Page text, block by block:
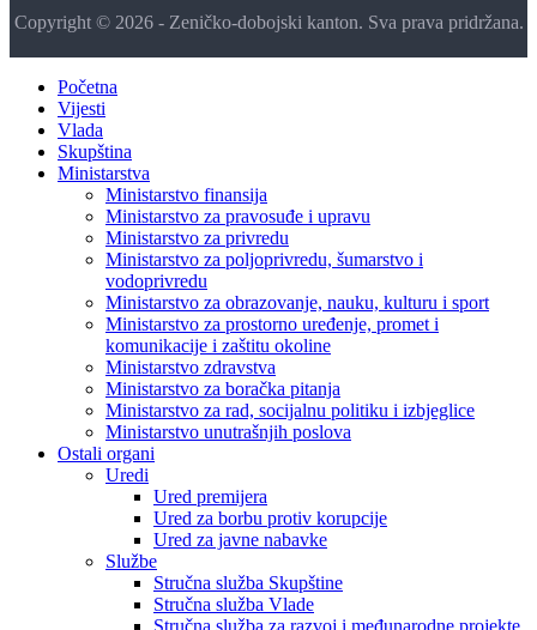
Copyright © 2026 - Zeničko-dobojski kanton. Sva prava pridržana.
Početna
Vijesti
Vlada
Skupština
Ministarstva
Ministarstvo finansija
Ministarstvo za pravosuđe i upravu
Ministarstvo za privredu
Ministarstvo za poljoprivredu, šumarstvo i
vodoprivredu
Ministarstvo za obrazovanje, nauku, kulturu i sport
Ministarstvo za prostorno uređenje, promet i
komunikacije i zaštitu okoline
Ministarstvo zdravstva
Ministarstvo za boračka pitanja
Ministarstvo za rad, socijalnu politiku i izbjeglice
Ministarstvo unutrašnjih poslova
Ostali organi
Uredi
Ured premijera
Ured za borbu protiv korupcije
Ured za javne nabavke
Službe
Stručna služba Skupštine
Stručna služba Vlade
Stručna služba za razvoj i međunarodne projekte